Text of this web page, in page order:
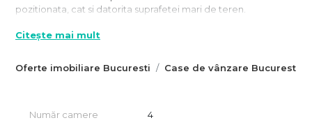
Oferte imobiliare Bucuresti Case de vânzare Bucuresti
pozitionata, cat si datorita suprafetei mari de teren.
Casa a functionat ca restaurant pana de curand si este dispusa
- Subsol - 36 mp;
care dubleaza suprafata parterului.
Citește mai mult
Număr camere 4